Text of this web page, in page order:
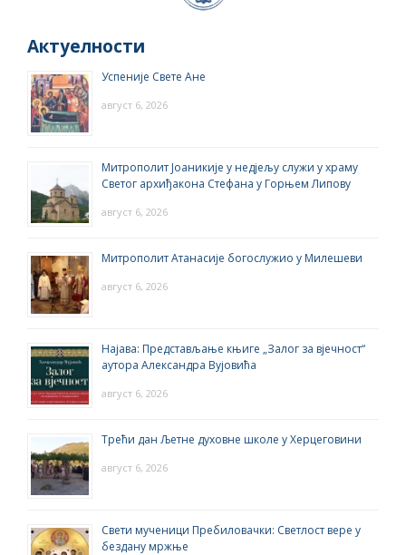
Актуелности
Успеније Свете Ане
август 6, 2026
Митрополит Јоаникије у недјељу служи у храму
Светог архиђакона Стефана у Горњем Липову
август 6, 2026
Митрополит Атанасије богослужио у Милешеви
август 6, 2026
Најава: Представљање књиге „Залог за вјечност“
аутора Александра Вујовића
август 6, 2026
Трећи дан Љетне духовне школе у Херцеговини
август 6, 2026
Свети мученици Пребиловачки: Светлост вере у
бездану мржње